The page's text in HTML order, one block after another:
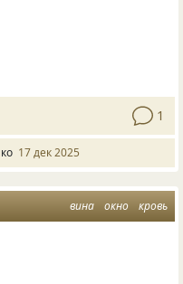
1
17 дек 2025
вина окно кровь